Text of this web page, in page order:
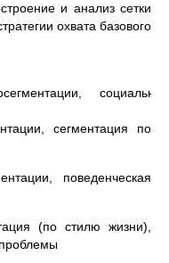
и анализ сетки
охвата базового
социально-
сегментация по
поведенческая
(по стилю жизни),